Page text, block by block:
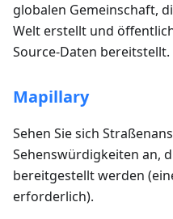
globalen Gemeinschaft,
Welt erstellt und
Source-Daten bereitstellt.
Mapillary
Sehen Sie sich
Sehenswürdigkeiten an,
bereitgestellt werden
erforderlich).